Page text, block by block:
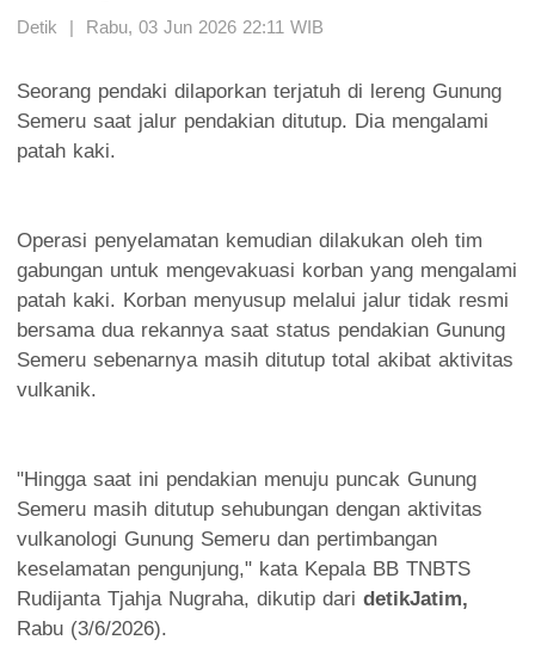
Detik | Rabu, 03 Jun 2026 22:11 WIB
Seorang pendaki dilaporkan terjatuh di lereng Gunung
Semeru saat jalur pendakian ditutup. Dia mengalami
patah kaki.
Operasi penyelamatan kemudian dilakukan oleh tim
gabungan untuk mengevakuasi korban yang mengalami
patah kaki. Korban menyusup melalui jalur tidak resmi
bersama dua rekannya saat status pendakian Gunung
Semeru sebenarnya masih ditutup total akibat aktivitas
vulkanik.
"Hingga saat ini pendakian menuju puncak Gunung
Semeru masih ditutup sehubungan dengan aktivitas
vulkanologi Gunung Semeru dan pertimbangan
keselamatan pengunjung," kata Kepala BB TNBTS
Rudijanta Tjahja Nugraha, dikutip dari detikJatim,
Rabu (3/6/2026).